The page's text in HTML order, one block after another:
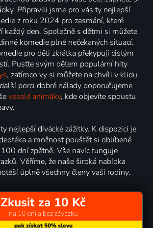
Připravili jsme pro vás ty nejlepší
z roku 2024 pro zasmání, které
každý den. Společně s dětmi si můžete
komedie plné nečekaných situací.
pro děti zkrátka překypují čistým
Pusťte svým dětem populární hity
, zatímco vy si můžete na chvíli v klidu
porci dobré nálady doporučujeme
veselé animáky, kde objevíte spoustu
nejlepší divácké zážitky. K dispozici je
a možnost pouštět si oblíbené
dní zpětně. Vše navíc funguje
Věříme, že naše široká nabídka
úplně všechny členy vaší rodiny.
Zkusit za 10 Kč
na 10 dní a bez závazku